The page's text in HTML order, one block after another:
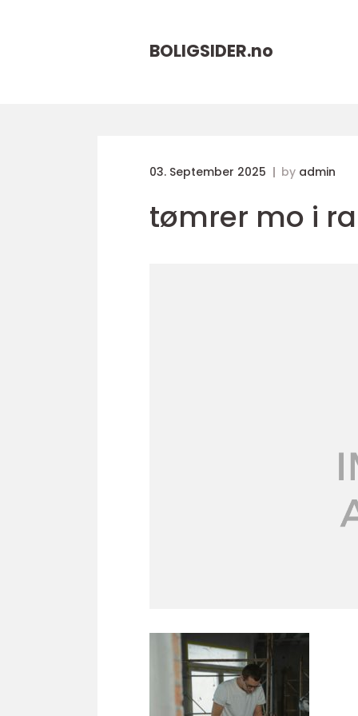
BOLIGSIDER.no
03. September 2025 by admin
tømrer mo i